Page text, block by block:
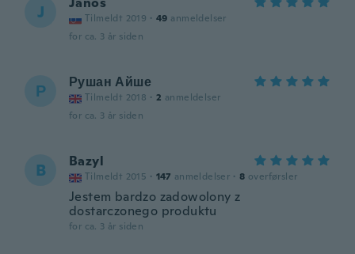
J Tilmeldt 2019 · 49 anmeldelser
for ca. 3 år siden
Р Рушан Айше
Tilmeldt 2018 · 2 anmeldelser
for ca. 3 år siden
B Bazyl
Tilmeldt 2015 · 147 anmeldelser · 8 overførsler
Jestem bardzo zadowolony z
dostarczonego produktu
for ca. 3 år siden